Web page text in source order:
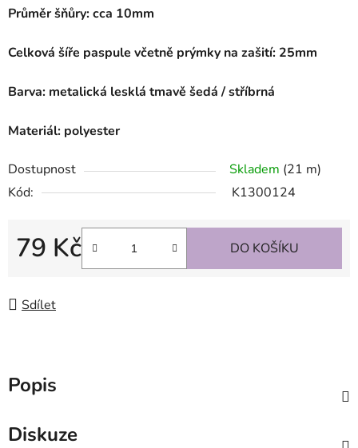
Průměr šňůry: cca 10mm
Celková šíře paspule včetně prýmky na zašití: 25mm
Barva: metalická lesklá tmavě šedá / stříbrná
Materiál: polyester
Dostupnost Skladem (21 m)
Kód:
K1300124
79 Kč
Měrná cena:
DO KOŠÍKU
Sdílet
Popis
Diskuze